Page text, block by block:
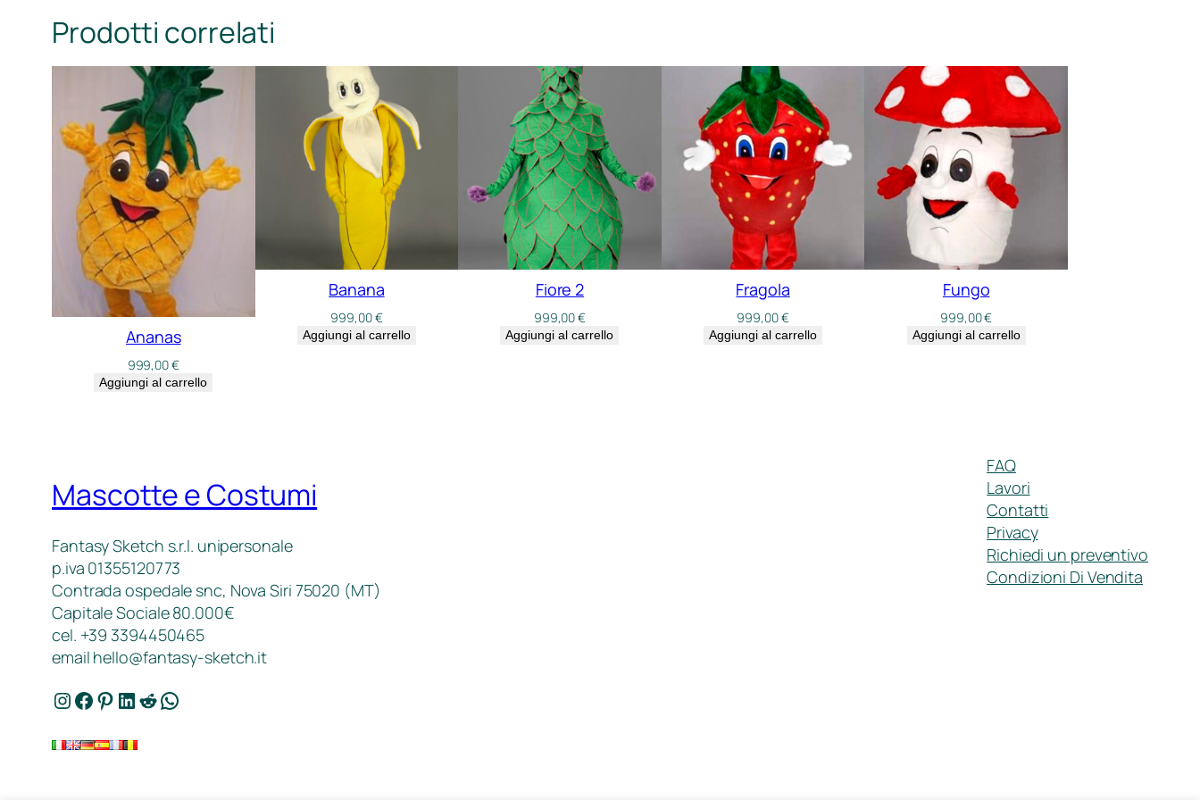
Prodotti correlati
Ananas
999,00€
Aggiungi al carrello
Banana
999,00€
Aggiungi al carrello
Fiore 2
999,00€
Aggiungi al carrello
Fragola
999,00€
Aggiungi al carrello
Fungo
999,00€
Aggiungi al carrello
Mascotte e Costumi
Fantasy Sketch s.r.l. unipersonale
p.iva 01355120773
Contrada ospedale snc, Nova Siri 75020 (MT)
Capitale Sociale 80.000€
cel. +39 3394450465
email hello@fantasy-sketch.it
Instagram Facebook Pinterest LinkedIn Reddit WhatsApp
FAQ
Lavori
Contatti
Privacy
Richiedi un preventivo
Condizioni Di Vendita